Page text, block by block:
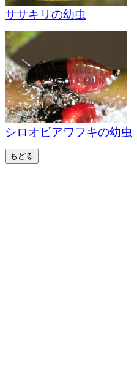
ササキリの幼虫
シロオビアワフキの幼虫